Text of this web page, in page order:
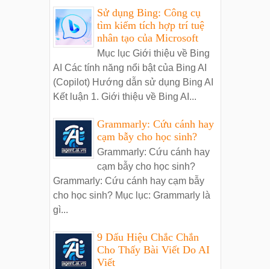
Sử dụng Bing: Công cụ
tìm kiếm tích hợp trí tuệ
nhân tạo của Microsoft
Mục lục Giới thiệu về Bing
AI Các tính năng nổi bật của Bing AI
(Copilot) Hướng dẫn sử dụng Bing AI
Kết luận 1. Giới thiệu về Bing AI...
Grammarly: Cứu cánh hay
cạm bẫy cho học sinh?
Grammarly: Cứu cánh hay
cạm bẫy cho học sinh?
Grammarly: Cứu cánh hay cạm bẫy
cho học sinh? Mục lục: Grammarly là
gì...
9 Dấu Hiệu Chắc Chắn
Cho Thấy Bài Viết Do AI
Viết